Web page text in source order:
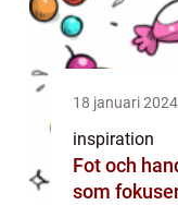
18 januari 2024
inspiration
Fot och
som